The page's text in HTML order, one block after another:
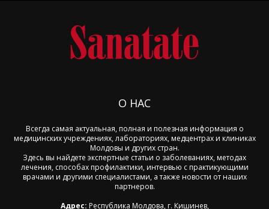
О НАС
Всегда самая актуальная, полная и полезная информация о
медицинских учреждениях, лабораториях, медцентрах и клиниках
Молдовы и других стран.
Здесь вы найдете экспертные статьи о заболеваниях, методах
лечения, способах профилактики, интервью с практикующими
врачами и другими специалистами, а также новости от наших
партнеров.
Адрес: Республика Молдова, г. Кишинев,